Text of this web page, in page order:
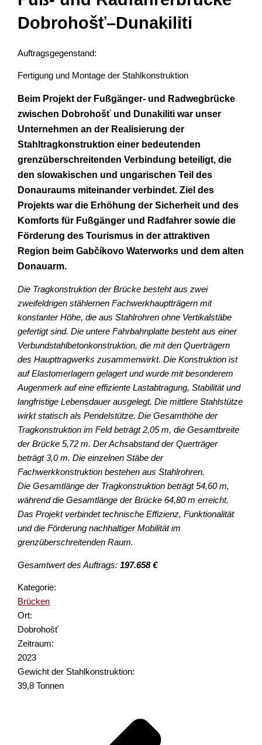
Dobrohošť–Dunakiliti
Auftragsgegenstand:
Fertigung und Montage der Stahlkonstruktion
Beim Projekt der Fußgänger- und Radwegbrücke
zwischen Dobrohošť und Dunakiliti war unser
Unternehmen an der Realisierung der
Stahltragkonstruktion einer bedeutenden
grenzüberschreitenden Verbindung beteiligt, die
den slowakischen und ungarischen Teil des
Donauraums miteinander verbindet. Ziel des
Projekts war die Erhöhung der Sicherheit und des
Komforts für Fußgänger und Radfahrer sowie die
Förderung des Tourismus in der attraktiven
Region beimGabčíkovo Waterworks und dem alten
Donauarm.
Die Tragkonstruktion der Brücke besteht aus zwei
zweifeldrigen stählernen Fachwerkhauptträgern mit
konstanter Höhe, die aus Stahlrohren ohne Vertikalstäbe
gefertigt sind. Die untere Fahrbahnplatte besteht aus einer
Verbundstahlbetonkonstruktion, die mit den Querträgern
des Haupttragwerks zusammenwirkt. Die Konstruktion ist
auf Elastomerlagern gelagert und wurde mit besonderem
Augenmerk auf eine effiziente Lastabtragung, Stabilität und
langfristige Lebensdauer ausgelegt. Die mittlere Stahlstütze
wirkt statisch als Pendelstütze. Die Gesamthöhe der
Tragkonstruktion im Feld beträgt 2,05 m, die Gesamtbreite
der Brücke 5,72 m. Der Achsabstand der Querträger
beträgt 3,0 m. Die einzelnen Stäbe der
Fachwerkkonstruktion bestehen aus Stahlrohren.
Die Gesamtlänge der Tragkonstruktion beträgt 54,60 m,
während die Gesamtlänge der Brücke 64,80 m erreicht.
Das Projekt verbindet technische Effizienz, Funktionalität
und die Förderung nachhaltiger Mobilität im
grenzüberschreitenden Raum.
Gesamtwert des Auftrags:197.658 €
Kategorie:
Brücken
Ort:
Dobrohošť
Zeitraum:
2023
Gewicht der Stahlkonstruktion:
39,8 Tonnen